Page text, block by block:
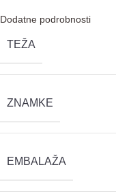
Dodatne podrobnosti
TEŽA
ZNAMKE
EMBALAŽA